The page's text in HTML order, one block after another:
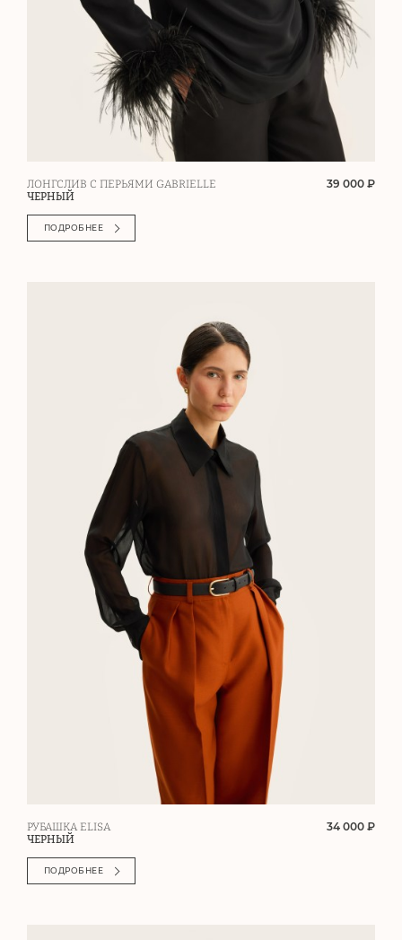
ЛОНГСЛИВ С ПЕРЬЯМИ GABRIELLE
ЧЕРНЫЙ
39 000 ₽
ПОДРОБНЕЕ
РУБАШКА ELISA
ЧЕРНЫЙ
34 000 ₽
ПОДРОБНЕЕ